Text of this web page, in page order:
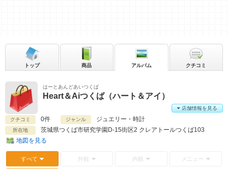
はーとあんどあいつくば
Heart＆Aiつくば（ハート＆アイ）
クチコミ 0件 ジャンル ジュエリー・時計
所在地 茨城県つくば市研究学園D-15街区2 クレアトールつくば103
地図を見る
店舗情報を見る
トップ 商品 アルバム クチコミ
すべて 外観 内観 メニュー